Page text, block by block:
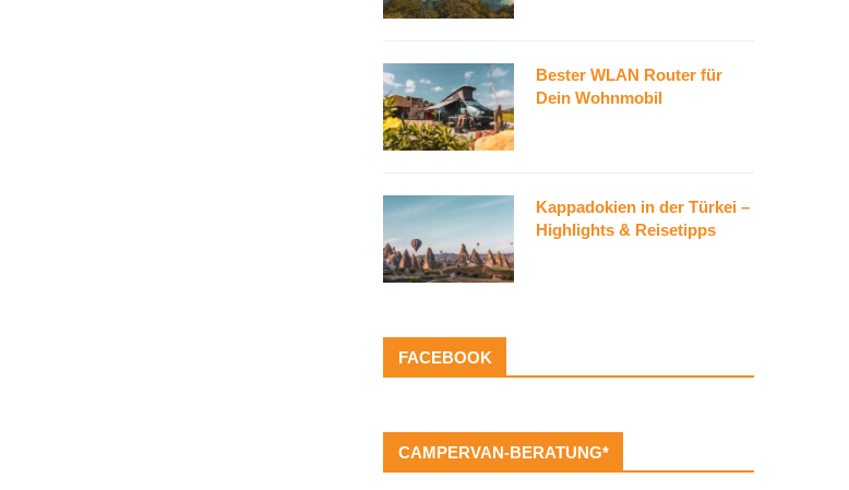
Bester WLAN Router für
Dein Wohnmobil
Kappadokien in der Türkei –
Highlights & Reisetipps
FACEBOOK
CAMPERVAN-BERATUNG*